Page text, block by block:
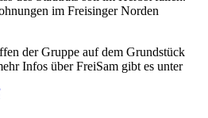
im Freisinger Norden
der Gruppe auf dem Grundstück
Infos über FreiSam gibt es unter